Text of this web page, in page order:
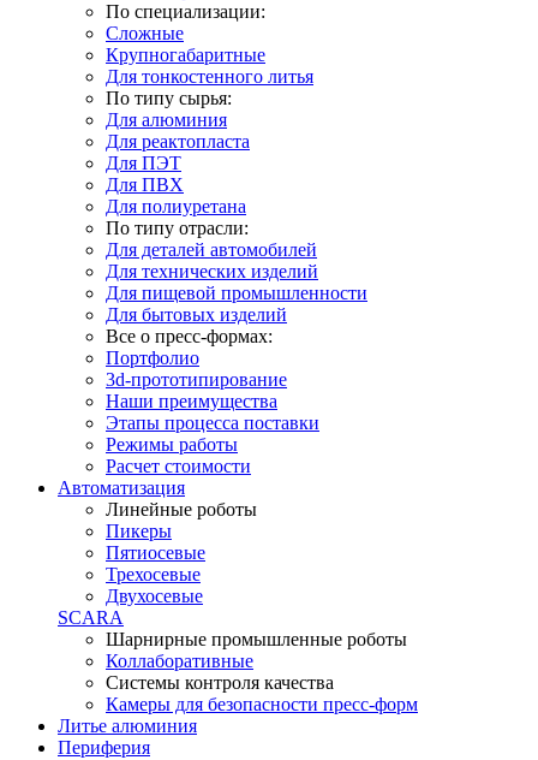
По специализации:
Сложные
Крупногабаритные
Для тонкостенного литья
По типу сырья:
Для алюминия
Для реактопласта
Для ПЭТ
Для ПВХ
Для полиуретана
По типу отрасли:
Для деталей автомобилей
Для технических изделий
Для пищевой промышленности
Для бытовых изделий
Все о пресс-формах:
Портфолио
3d-прототипирование
Наши преимущества
Этапы процесса поставки
Режимы работы
Расчет стоимости
Автоматизация
Линейные роботы
Пикеры
Пятиосевые
Трехосевые
Двухосевые
SCARA
Шарнирные промышленные роботы
Коллаборативные
Системы контроля качества
Камеры для безопасности пресс-форм
Литье алюминия
Периферия